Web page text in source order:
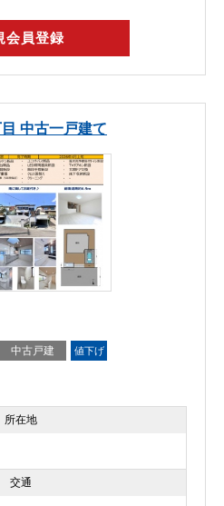
会員登録
中古一戸建て
中古戸建 値下げ
所在地
交通